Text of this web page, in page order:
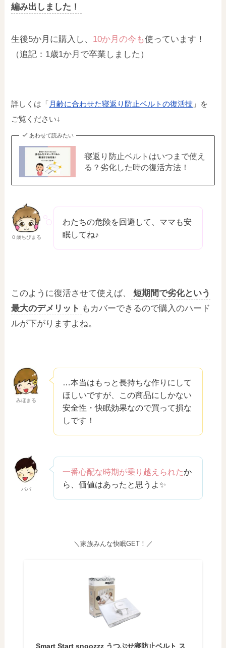
編み出しました！
生後5か月に購入し、 10か月の今も使っています！
（追記：1歳1か月で卒業しました）
詳しくは「 月齢に合わせた寝返り防止ベルトの復活技 」を
ご覧ください↓
あわせて読みたい
寝返り防止ベルトはいつまで使え
る？劣化した時の復活方法！
０歳ちびまる
わたちの危険を回避して、ママも安
眠してね♪
このように復活させて使えば、
短期間で劣化という
最大のデメリット もカバーできるので購入のハード
ルが下がりますよね。
みほまる
…本当はもっと長持ちな作りにして
ほしいですが、この商品にしかない
安全性・快眠効果なので買って損な
しです！
パパ
一番心配な時期が乗り越えられたか
ら、価値はあったと思うよ✨
＼家族みんな快眠GET！／
Smart Start snoozzz うつぶせ寝防止ベルト ス